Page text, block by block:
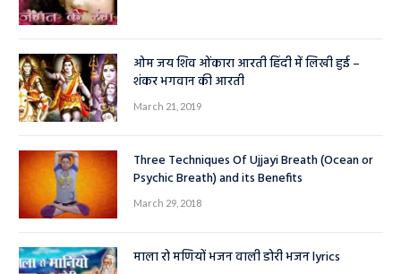
ओम जय शिव ओंकारा आरती हिंदी में लिखी हुई –
शंकर भगवान की आरती
March 21, 2019
Three Techniques Of Ujjayi Breath (Ocean or
Psychic Breath) and its Benefits
March 29, 2018
माला रो मणियों भजन वाली डोरी भजन lyrics